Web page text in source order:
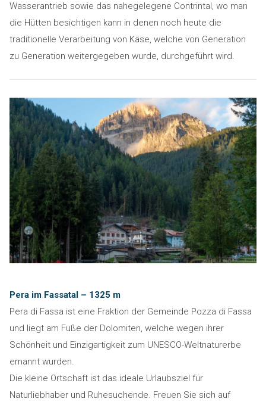
Wasserantrieb sowie das nahegelegene Contrintal, wo man
die Hütten besichtigen kann in denen noch heute die
traditionelle Verarbeitung von Käse, welche von Generation
zu Generation weitergegeben wurde, durchgeführt wird.
Pera im Fassatal – 1325 m
Pera di Fassa ist eine Fraktion der Gemeinde Pozza di Fassa
und liegt am Fuße der Dolomiten, welche wegen ihrer
Schönheit und Einzigartigkeit zum UNESCO-Weltnaturerbe
ernannt wurden.
Die kleine Ortschaft ist das ideale Urlaubsziel für
Naturliebhaber und Ruhesuchende. Freuen Sie sich auf